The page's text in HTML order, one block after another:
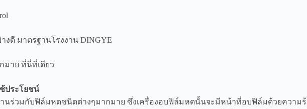
ดี มาตรฐานโรงงาน DINGYE
มาย ที่นี่ที่เดียว
ประโยชน์
านร่วมกับฟิล์มหดชนิดต่างๆมากมาย ซึ่งเครื่องอบฟิล์มหดนั้นจะมีหน้าที่อบฟิล์มด้วยควา